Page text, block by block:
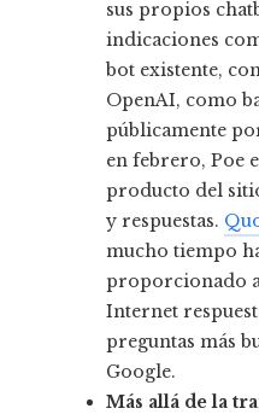
sus propios
indicaciones
bot existente,
OpenAI, como
públicamente
en febrero, Poe
producto del
y respuestas.
mucho tiempo
proporcionado
Internet
preguntas más
Google.
Más allá de la